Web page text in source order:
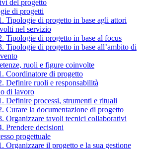
del progetto
di progetti
Tipologie di progetto in base agli attori
nel servizio
Tipologie di progetto in base al focus
Tipologie di progetto in base all’ambito di
ruoli e figure coinvolte
Coordinatore di progetto
Definire ruoli e responsabilità
di lavoro
Definire processi, strumenti e rituali
Curare la documentazione di progetto
Organizzare tavoli tecnici collaborativi
Prendere decisioni
progettuale
Organizzare il progetto e la sua gestione